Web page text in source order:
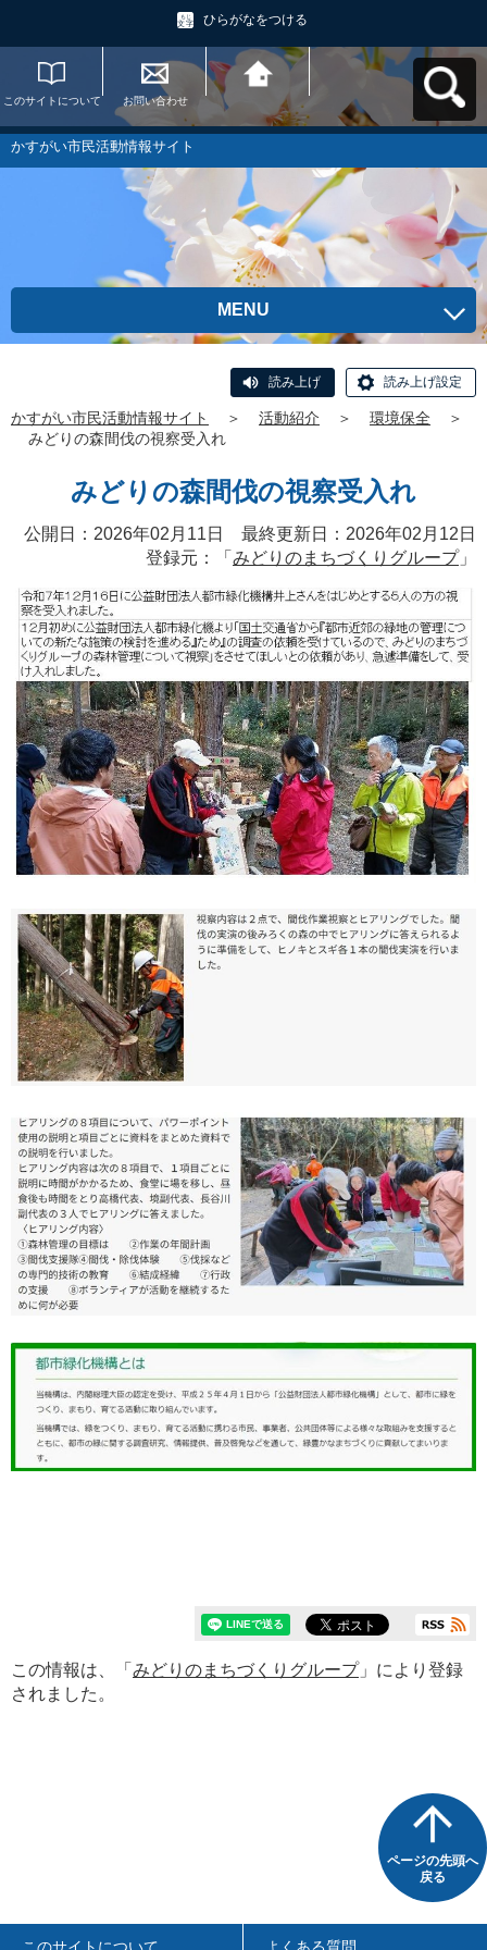
ひらがなをつける
このサイトについて お問い合わせ
かすがい市民活動情
報サイトへ戻る
かすがい市民活動情報サイト
MENU
読み上げ 読み上げ設定
かすがい市民活動情報サイト ＞ 活動紹介 ＞ 環境保全
＞
みどりの森間伐の視察受入れ
みどりの森間伐の視察受入れ
公開日：2026年02月11日 最終更新日：2026年02月12日
登録元：「 みどりのまちづくりグループ」
この情報は、「 みどりのまちづくりグループ」により登録
されました。
ページの先頭へ
戻る